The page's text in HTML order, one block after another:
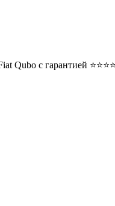
Qubo с гарантией